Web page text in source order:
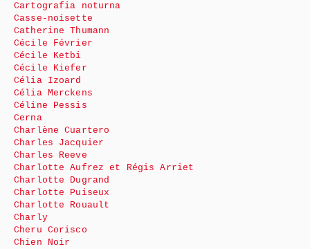
Cartografia noturna
Casse-noisette
Catherine Thumann
Cécile Février
Cécile Ketbi
Cécile Kiefer
Célia Izoard
Célia Merckens
Céline Pessis
Cerna
Charlène Cuartero
Charles Jacquier
Charles Reeve
Charlotte Aufrez et Régis Arriet
Charlotte Dugrand
Charlotte Puiseux
Charlotte Rouault
Charly
Cheru Corisco
Chien Noir